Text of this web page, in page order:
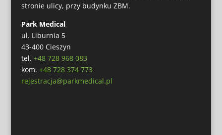
stronie ulicy, przy budynku ZBM.
Park Medical
ul. Liburnia 5
43-400 Cieszyn
tel. +48 728 968 083
kom. +48 728 374 773
rejestracja@parkmedical.pl